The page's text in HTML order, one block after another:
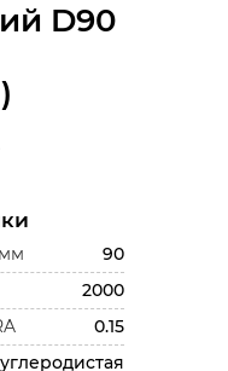
D90
90
2000
0.15